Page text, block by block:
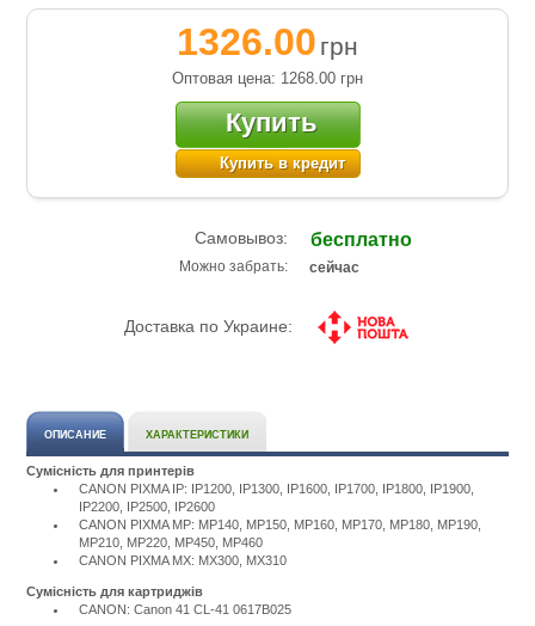
1326.00 грн
Оптовая цена: 1268.00 грн
Купить
Купить в кредит
Самовывоз: бесплатно
Можно забрать: сейчас
Доставка по Украине:
ОПИСАНИЕ ХАРАКТЕРИСТИКИ
Сумісність для принтерів
CANON PIXMA IP: IP1200, IP1300, IP1600, IP1700, IP1800, IP1900,
IP2200, IP2500, IP2600
CANON PIXMA MP: MP140, MP150, MP160, MP170, MP180, MP190,
MP210, MP220, MP450, MP460
CANON PIXMA MX: MX300, MX310
Сумісність для картриджів
CANON: Canon 41 CL-41 0617B025